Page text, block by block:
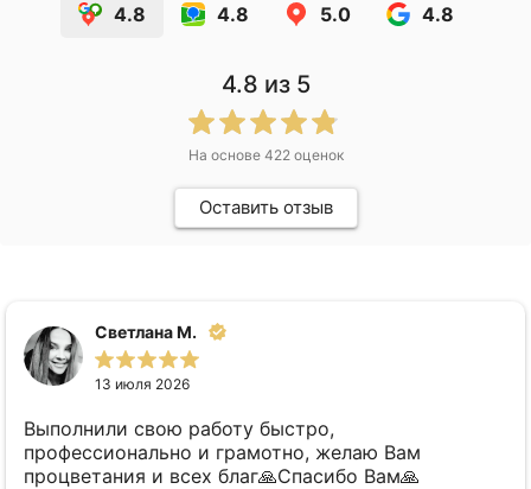
4.8 4.8 5.0 4.8
4.8 из 5
На основе 422 оценок
Оставить отзыв
Светлана М.
13 июля 2026
Выполнили свою работу быстро,
профессионально и грамотно, желаю Вам
процветания и всех благ🙏Спасибо Вам🙏